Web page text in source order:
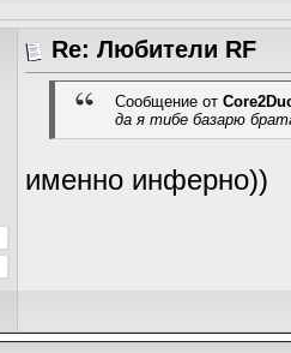
Re: Любители RF
Сообщение от
да я тибе базарю
именно инферно))